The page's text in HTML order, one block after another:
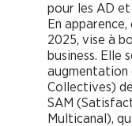
pour les AD et
En
2025, vise à
business. Elle
augmentation
Collectives)
SAM
Multicanal),